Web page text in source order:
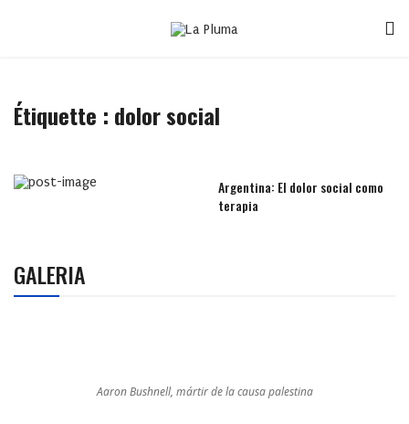
Étiquette : dolor social
Argentina: El dolor social como
terapia
GALERIA
Aaron Bushnell, mártir de la causa palestina